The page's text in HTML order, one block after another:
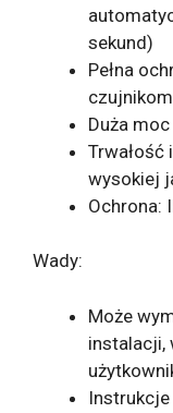
sekund)
Pełna
Duża
Trwałość
wysokiej
Ochrona:
Wady:
Może
instalacji,